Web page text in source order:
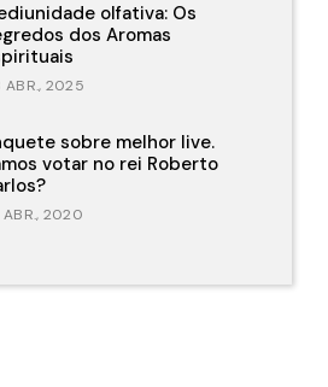
olfativa: Os
dos Aromas
ABR., 2025
sobre melhor live.
votar no rei Roberto
2020